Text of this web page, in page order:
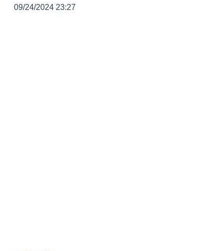
09/24/2024 23:27